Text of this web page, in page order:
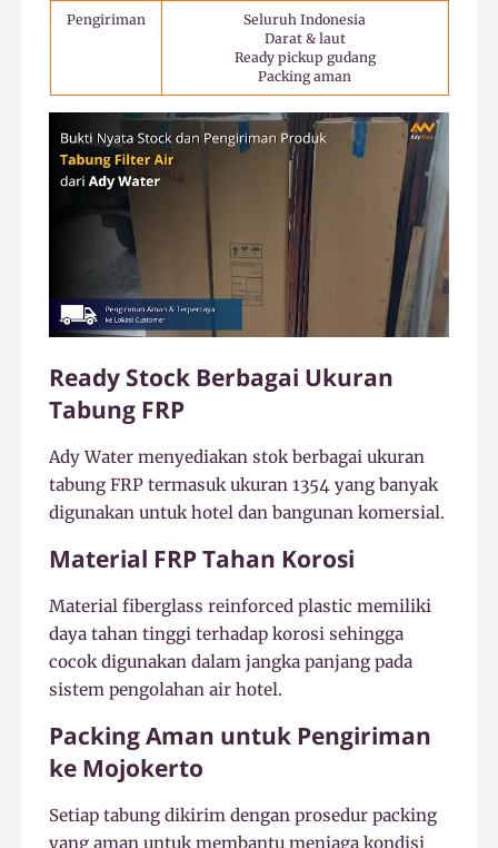
Pengiriman
Seluruh Indonesia
Darat & laut
Ready pickup gudang
Packing aman
Ready Stock Berbagai Ukuran
Tabung FRP
Ady Water menyediakan stok berbagai ukuran
tabung FRP termasuk ukuran 1354 yang banyak
digunakan untuk hotel dan bangunan komersial.
Material FRP Tahan Korosi
Material fiberglass reinforced plastic memiliki
daya tahan tinggi terhadap korosi sehingga
cocok digunakan dalam jangka panjang pada
sistem pengolahan air hotel.
Packing Aman untuk Pengiriman
ke Mojokerto
Setiap tabung dikirim dengan prosedur packing
yang aman untuk membantu menjaga kondisi